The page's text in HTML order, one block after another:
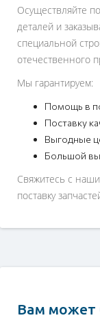
Осуществляйте
деталей и
специальной
отечественного
Мы гарантируем:
Помощь в
Поставку
Выгодные
Большой
Свяжитесь с
поставку
Вам может